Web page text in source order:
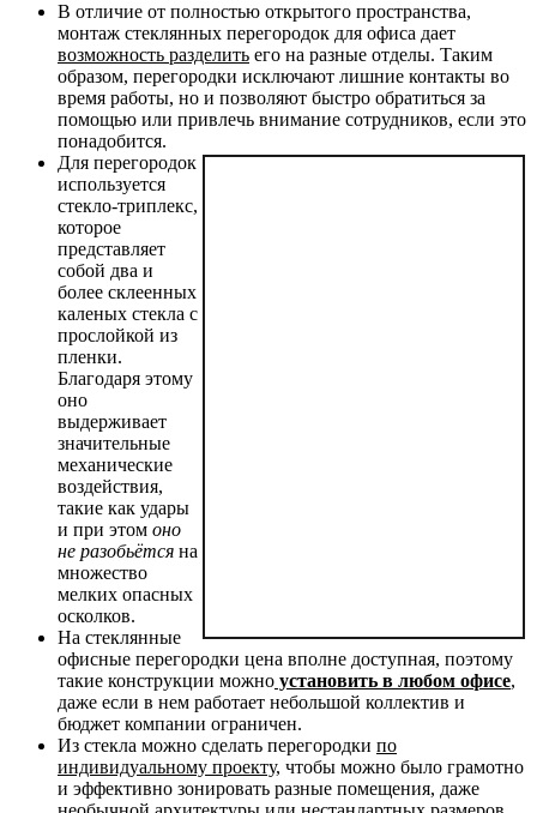
В отличие от полностью открытого пространства,
монтаж стеклянных перегородок для офиса дает
возможность разделить его на разные отделы. Таким
образом, перегородки исключают лишние контакты во
время работы, но и позволяют быстро обратиться за
помощью или привлечь внимание сотрудников, если это
понадобится.
Для перегородок
используется
стекло-триплекс,
которое
представляет
собой два и
более склеенных
каленых стекла с
прослойкой из
пленки.
Благодаря этому
оно
выдерживает
значительные
механические
воздействия,
такие как удары
и при этом оно
не разобьётся на
множество
мелких опасных
осколков.
На стеклянные
офисные перегородки цена вполне доступная, поэтому
такие конструкции можно установить в любом офисе,
даже если в нем работает небольшой коллектив и
бюджет компании ограничен.
Из стекла можно сделать перегородки по
индивидуальному проекту, чтобы можно было грамотно
и эффективно зонировать разные помещения, даже